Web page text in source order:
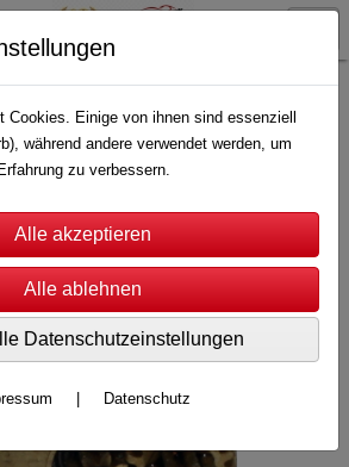
Ersatzteile
Cookies. Einige von ihnen sind essenziell
während andere verwendet werden, um
zu verbessern.
Datenschutzeinstellungen
Datenschutz